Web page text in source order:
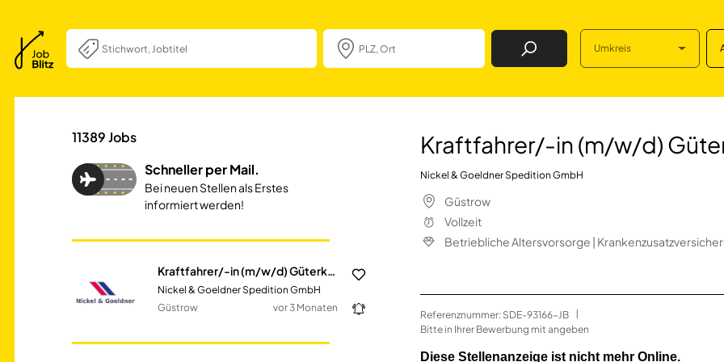
Job Finden Umkreis
Kraftfahrer/-in (m/w/d)
11389Jobs
Schneller per Mail.
Bei neuen Stellen als Erstes
informiert werden!
Kraftfahrer/-in (m/w/d) Güterkraftverkehr
Nickel & Goeldner Spedition GmbH
Güstrow
vor 3 Monaten
Kraftfahrer/-in (m/w/d)
Nickel & Goeldner Spedition GmbH
Güstrow
Vollzeit
Betriebliche Altersvorsorge |
Referenznummer: SDE-93166-JB
Bitte in Ihrer Bewerbung mit angeben